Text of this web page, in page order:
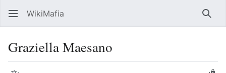
WikiMafia
Graziella Maesano